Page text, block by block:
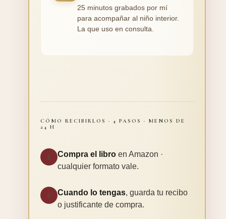
25 minutos grabados por mí
para acompañar al niño interior.
La que uso en consulta.
CÓMO RECIBIRLOS · 4 PASOS · MENOS DE
24 H
1 Compra el libro en Amazon ·
cualquier formato vale.
2 Cuando lo tengas, guarda tu recibo
o justificante de compra.